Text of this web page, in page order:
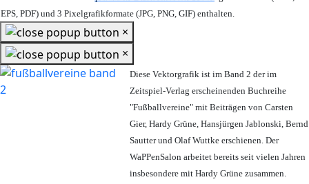
EPS, PDF) und 3 Pixelgrafikformate (JPG, PNG, GIF) enthalten.
×
×
Diese Vektorgrafik ist im Band 2 der im
Zeitspiel-Verlag erscheinenden Buchreihe
"Fußballvereine" mit Beiträgen von Carsten
Gier, Hardy Grüne, Hansjürgen Jablonski, Bernd
Sautter und Olaf Wuttke erschienen. Der
WaPPenSalon arbeitet bereits seit vielen Jahren
insbesondere mit Hardy Grüne zusammen.